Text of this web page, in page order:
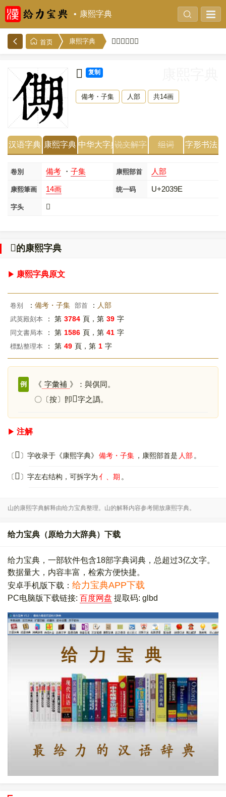
康熙字典
首页 康熙字典 𠎞的康熙字典
𠎞 复制
備考・子集 人部 共14画
汉语字典 康熙字典 中华大字典说文解字 组词 字形书法
卷別 備考 ・ 子集 康熙部首 人部
康熙筆画 14画 统一码 U+2039E
字头 𠎞
𠎞的康熙字典
康熙字典原文
卷别 ： 備考・子集 部首 ： 人部
武英殿刻本 ： 第 3784 頁，第 39 字
同文書局本 ： 第 1586 頁，第 41 字
標點整理本 ： 第 49 頁，第 1 字
例 《 字彙補 》：與倛同。
〇〔按〕卽𠐾字之譌。
注解
〔 𠎞 〕字收录于《康熙字典》 備考・子集 ，康熙部首是 人部 。
〔 𠎞 〕字左右结构，可拆字为亻、期 。
山的康熙字典解释由给力宝典整理。山的解释内容参考開放康熙字典。
给力宝典（原给力大辞典）下载
给力宝典，一部软件包含18部字典词典，总超过3亿文字。
数据量大，内容丰富，检索方便快捷。
安卓手机版下载： 给力宝典APP下载
PC电脑版下载链接: 百度网盘 提取码: glbd